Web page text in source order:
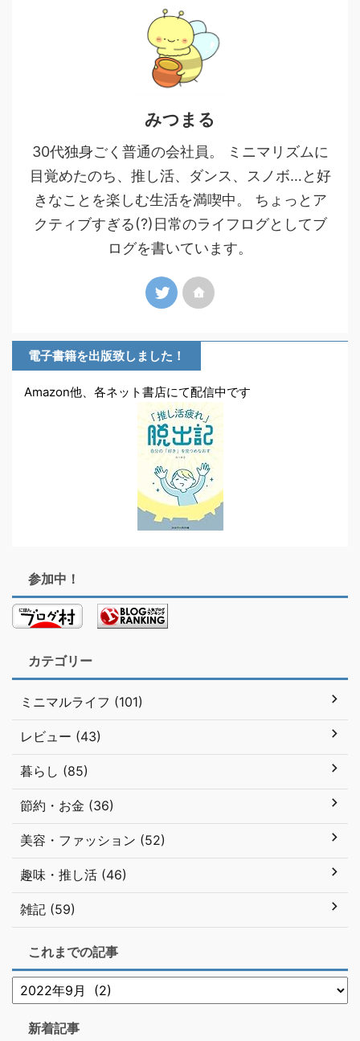
みつまる
30代独身ごく普通の会社員。 ミニマリズムに
目覚めたのち、推し活、ダンス、スノボ…と好
きなことを楽しむ生活を満喫中。 ちょっとア
クティブすぎる(?)日常のライフログとしてブ
ログを書いています。
電子書籍を出版致しました！
Amazon他、各ネット書店にて配信中です
参加中！
カテゴリー
ミニマルライフ (101)
レビュー (43)
暮らし (85)
節約・お金 (36)
美容・ファッション (52)
趣味・推し活 (46)
雑記 (59)
これまでの記事
新着記事